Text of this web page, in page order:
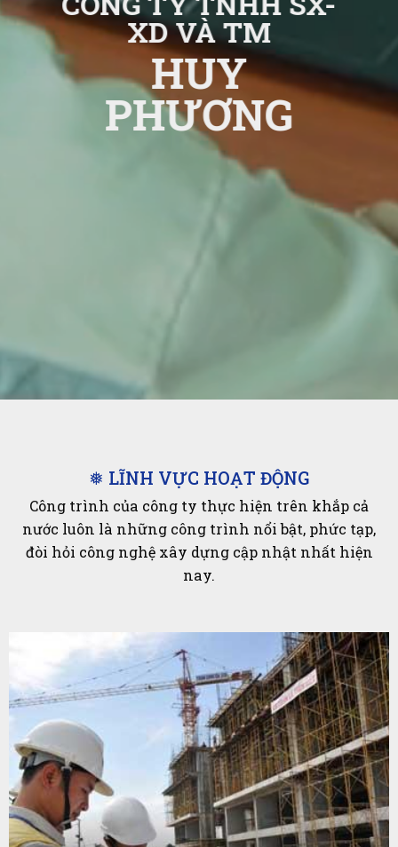
XD VÀ TM
HUY
PHƯƠNG
❅ LĨNH VỰC HOẠT ĐỘNG
Công trình của công ty thực hiện trên khắp cả
nước luôn là những công trình nổi bật, phức tạp,
đòi hỏi công nghệ xây dựng cập nhật nhất hiện
nay.